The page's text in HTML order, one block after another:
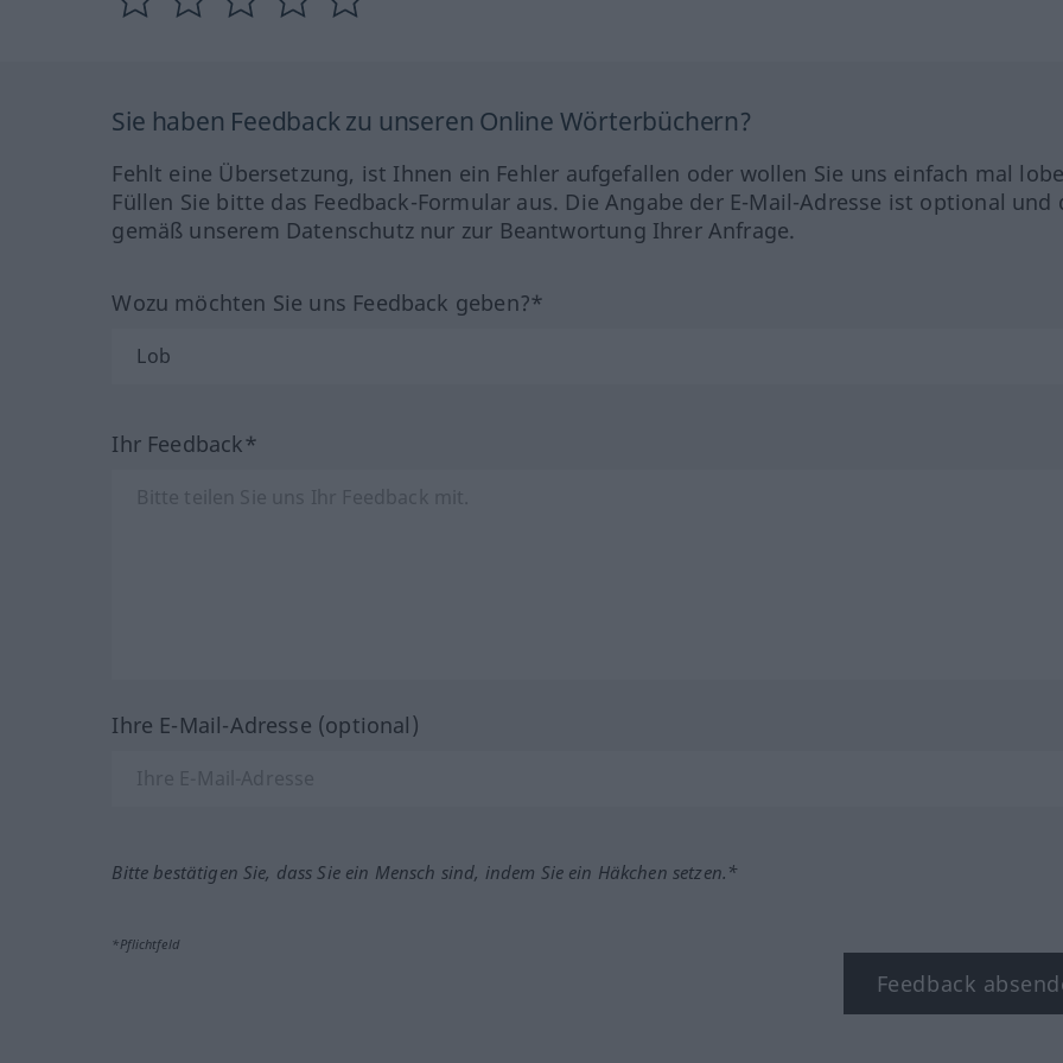
Sie haben Feedback zu unseren Online Wörterbüchern?
Fehlt eine Übersetzung, ist Ihnen ein Fehler aufgefallen oder wollen Sie uns einfach mal
Füllen Sie bitte das Feedback-Formular aus. Die Angabe der E-Mail-Adresse ist optional und
gemäß unserem Datenschutz nur zur Beantwortung Ihrer Anfrage.
Wozu möchten Sie uns Feedback geben?*
Ihr Feedback*
Ihre E-Mail-Adresse (optional)
Bitte bestätigen Sie, dass Sie ein Mensch sind, indem Sie ein Häkchen setzen.*
*Pflichtfeld
Feedback